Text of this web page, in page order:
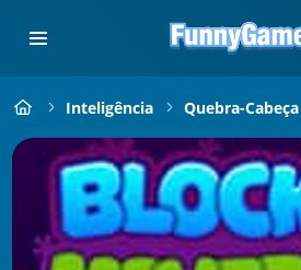
Inteligência Quebra-Cabeça